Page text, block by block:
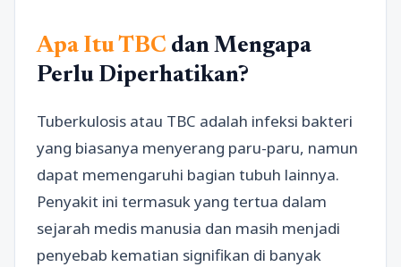
Apa Itu TBC dan Mengapa
Perlu Diperhatikan?
Tuberkulosis atau TBC adalah infeksi bakteri
yang biasanya menyerang paru-paru, namun
dapat memengaruhi bagian tubuh lainnya.
Penyakit ini termasuk yang tertua dalam
sejarah medis manusia dan masih menjadi
penyebab kematian signifikan di banyak